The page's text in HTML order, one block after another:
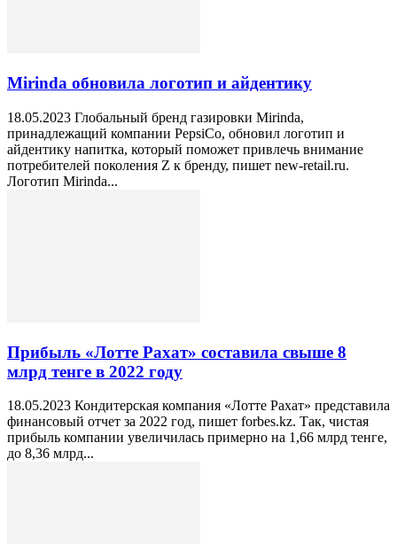
Mirinda обновила логотип и айдентику
18.05.2023 Глобальный бренд газировки Mirinda,
принадлежащий компании PepsiCo, обновил логотип и
айдентику напитка, который поможет привлечь внимание
потребителей поколения Z к бренду, пишет new-retail.ru.
Логотип Mirinda...
Прибыль «Лотте Рахат» составила свыше 8
млрд тенге в 2022 году
18.05.2023 Кондитерская компания «Лотте Рахат» представила
финансовый отчет за 2022 год, пишет forbes.kz. Так, чистая
прибыль компании увеличилась примерно на 1,66 млрд тенге,
до 8,36 млрд...